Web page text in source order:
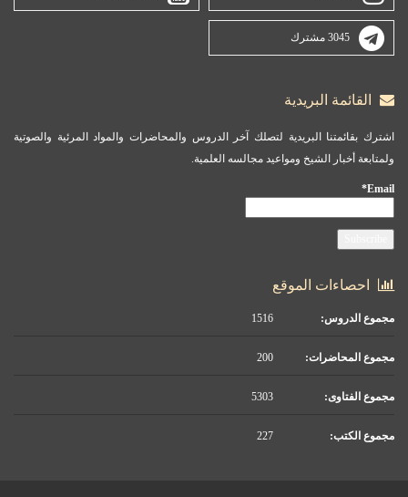
3045 مشترك
القائمة البريدية
اشترك بقائمتنا البريدية لتصلك آخر الدروس والمحاضرات والمواد المرئية والصوتية
ولمتابعة أخبار الشيخ ومواعيد مجالسه العلمية.
Email*
احصاءات الموقع
مجموع الدروس:
مجموع المحاضرات:
مجموع الفتاوى:
مجموع الكتب: